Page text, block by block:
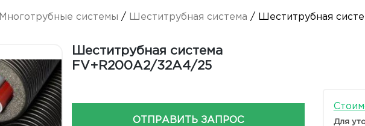
Многотрубные системы / Шеститрубная система / Шеститрубная
Шеститрубная система
FV+R200A2/32A4/25
ОТПРАВИТЬ ЗАПРОС
Для